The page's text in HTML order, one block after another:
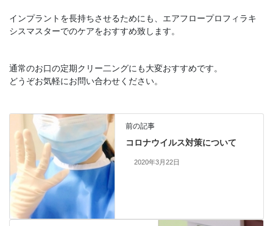
インプラントを長持ちさせるためにも、エアフロープロフィラキ
シスマスターでのケアをおすすめ致します。
通常のお口の定期クリー二ングにも大変おすすめです。
どうぞお気軽にお問い合わせください。
前の記事
コロナウイルス対策について
2020年3月22日